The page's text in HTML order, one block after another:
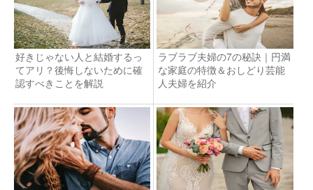
好きじゃない人と結婚するっ
てアリ？後悔しないために確
認すべきことを解説
ラブラブ夫婦の7の秘訣｜円満
な家庭の特徴＆おしどり芸能
人夫婦を紹介